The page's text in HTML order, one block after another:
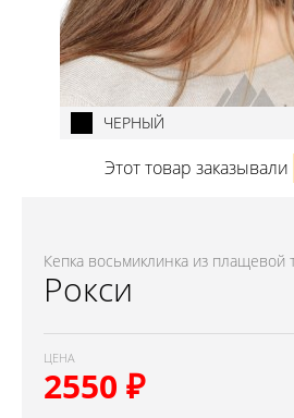
ЧЕРНЫЙ
Этот товар заказывали
Кепка восьмиклинка из плащевой
Рокси
ЦЕНА
2550 ₽